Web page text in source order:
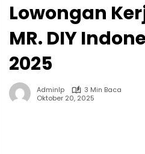
Lowongan
MR. DIY
2025
Adminlp
3 Min Baca
Oktober 20, 2025